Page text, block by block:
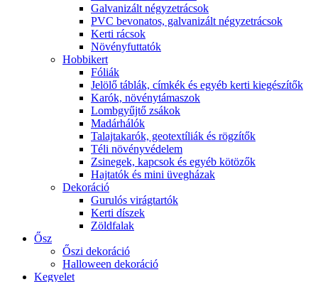
Galvanizált négyzetrácsok
PVC bevonatos, galvanizált négyzetrácsok
Kerti rácsok
Növényfuttatók
Hobbikert
Fóliák
Jelölő táblák, címkék és egyéb kerti kiegészítők
Karók, növénytámaszok
Lombgyűjtő zsákok
Madárhálók
Talajtakarók, geotextíliák és rögzítők
Téli növényvédelem
Zsinegek, kapcsok és egyéb kötözők
Hajtatók és mini üvegházak
Dekoráció
Gurulós virágtartók
Kerti díszek
Zöldfalak
Ősz
Őszi dekoráció
Halloween dekoráció
Kegyelet